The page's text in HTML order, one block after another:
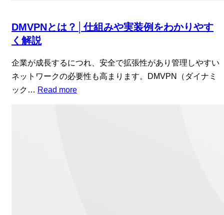
DMVPNとは？│仕組みや実装例をわかりやす
く解説
企業が成長するにつれ、安全で拡張性があり管理しやすい
ネットワークの必要性も高まります。DMVPN（ダイナミ
ック… Read more